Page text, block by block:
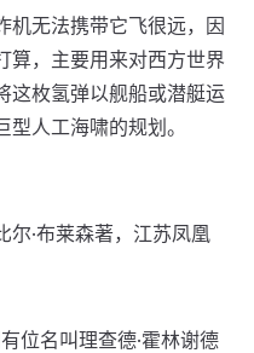
机无法携带它飞很远，因
算，主要用来对西方世界
这枚氢弹以舰船或潜艇运
人工海啸的规划。
尔·布莱森著，江苏凤凰
位名叫理查德·霍林谢德